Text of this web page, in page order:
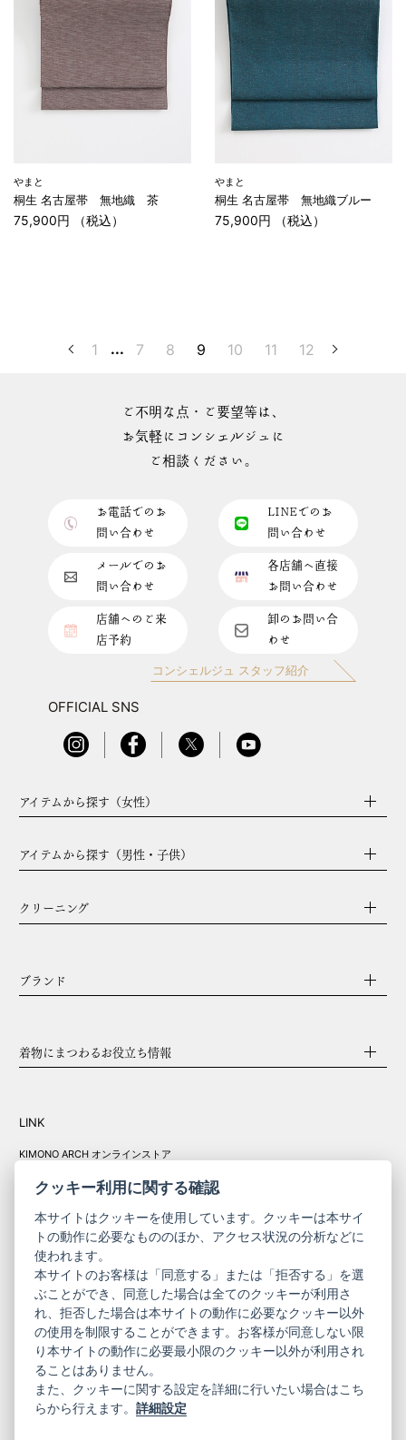
やまと
桐生 名古屋帯 無地織 茶
75,900円 （税込）
やまと
桐生 名古屋帯 無地織ブルー
75,900円 （税込）
1 ... 7 8 9 10 11 12
ご不明な点・ご要望等は、
お気軽にコンシェルジュに
ご相談ください。
お電話でのお
問い合わせ
LINEでのお
問い合わせ
メールでのお
問い合わせ
各店舗へ直接
お問い合わせ
店舗へのご来
店予約
卸のお問い合
わせ
コンシェルジュ スタッフ紹介
OFFICIAL SNS
アイテムから探す（女性）
アイテムから探す（男性・子供）
クリーニング
ブランド
着物にまつわるお役立ち情報
LINK
KIMONO ARCH オンラインストア
コーポレート
サイト
きものやまと振
袖
サイト
ニュースレター
ご利用案内
お問い合わせ
プライバシーポリシー
特定商取引法に基づく表記
ご利用規約
クッキー利用に関する確認
本サイトはクッキーを使用しています。クッキーは本サイ
トの動作に必要なもののほか、アクセス状況の分析などに
使われます。
本サイトのお客様は「同意する」または「拒否する」を選
ぶことができ、同意した場合は全てのクッキーが利用さ
れ、拒否した場合は本サイトの動作に必要なクッキー以外
の使用を制限することができます。お客様が同意しない限
り本サイトの動作に必要最小限のクッキー以外が利用され
ることはありません。
また、クッキーに関する設定を詳細に行いたい場合はこち
らから行えます。詳細設定